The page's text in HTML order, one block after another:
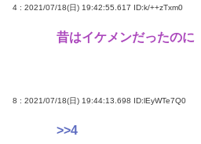
4 : 2021/07/18(日) 19:42:55.617 ID:k/++zTxm0
昔はイケメンだったのに
8 : 2021/07/18(日) 19:44:13.698 ID:lEyWTe7Q0
>>4